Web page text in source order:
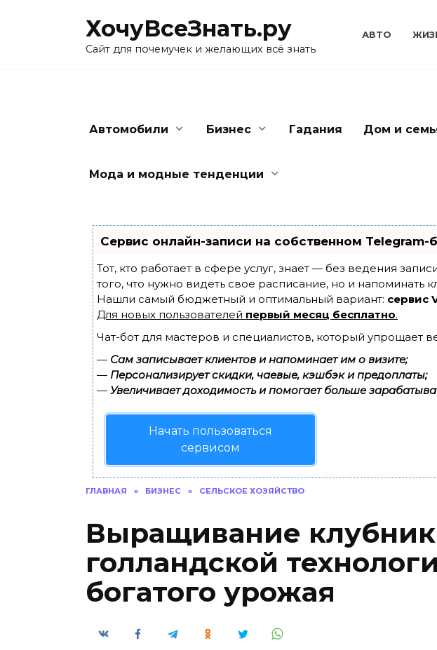
ХочуВсеЗнать.ру
Сайт для почемучек и желающих всё знать
АВТО
Автомобили Бизнес Гадания Дом и
Мода и модные тенденции
Сервис онлайн-записи на собственном Telegram-
Тот, кто работает в сфере услуг, знает — без ведения
того, что нужно видеть свое расписание, но и напоминать
Нашли самый бюджетный и оптимальный вариант: сервис
Для новых пользователей первый месяц бесплатно.
Чат-бот для мастеров и специалистов, который упрощает
— Сам записывает клиентов и напоминает им о визите;
— Персонализирует скидки, чаевые, кэшбэк и предоплаты;
— Увеличивает доходимость и помогает больше
Начать пользоваться
сервисом
ГЛАВНАЯ » БИЗНЕС » СЕЛЬСКОЕ ХОЗЯЙСТВО
Выращивание
голландской
богатого урожая